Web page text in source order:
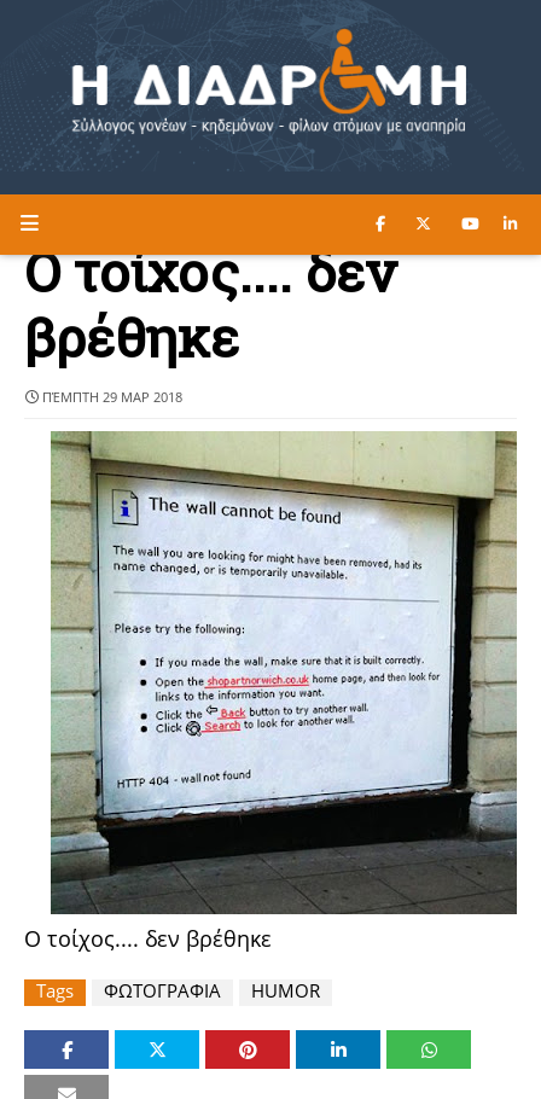
Η ΔΙΑΔΡΟΜΗ ΔΙΑΒΑΣΤΕ ΕΔΩ ►
Ο τοίχος.... δεν
βρέθηκε
ΠΈΜΠΤΗ 29 ΜΑΡ 2018
Ο τοίχος.... δεν βρέθηκε
Tags ΦΩΤΟΓΡΑΦΙΑ HUMOR